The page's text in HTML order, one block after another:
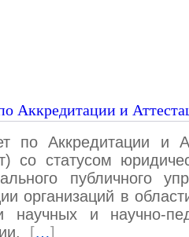
Аккредитации и
по Аккредитации и
со статусом
публичного
организаций в
научных и научно-
[…]